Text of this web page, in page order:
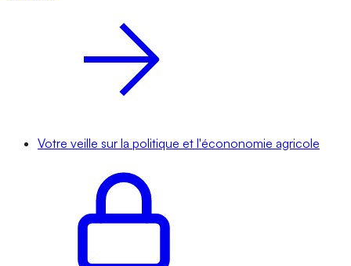
Votre veille sur la politique et l'écononomie agricole